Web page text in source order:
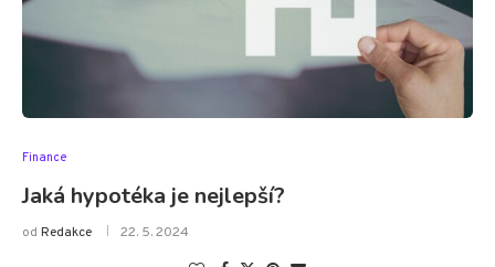
Finance
Jaká hypotéka je nejlepší?
od Redakce 22. 5. 2024